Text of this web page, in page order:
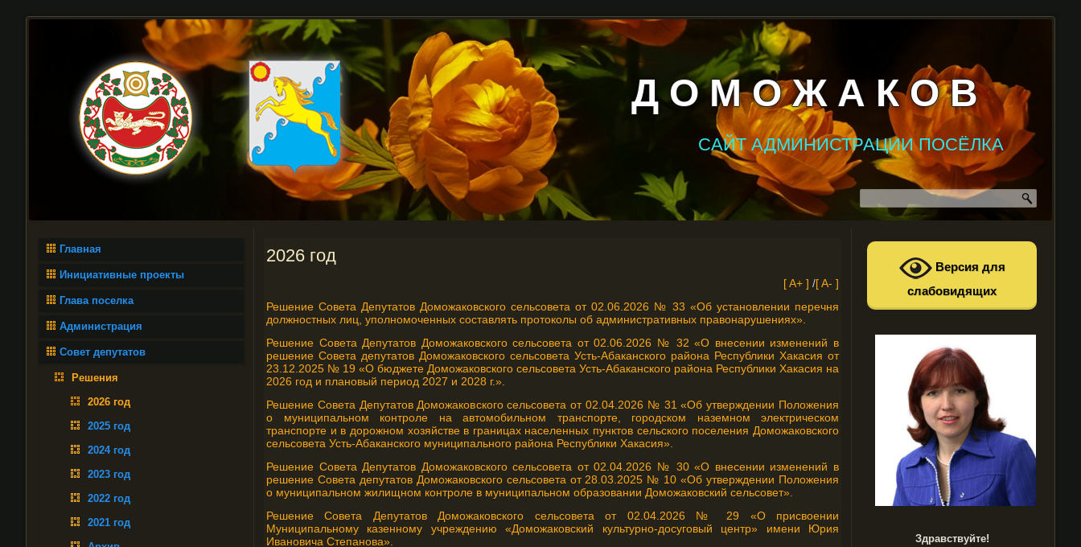
Д О М О Ж А К О В
САЙТ АДМИНИСТРАЦИИ ПОСЁЛКА
Главная
Инициативные проекты
Глава поселка
Администрация
Совет депутатов
Решения
2026 год
2025 год
2024 год
2023 год
2022 год
2021 год
2026 год
[ A+ ] /[ A- ]
Решение Совета Депутатов Доможаковского сельсовета от 02.06.2026 № 33 «Об установлении перечня
должностных лиц, уполномоченных составлять протоколы об административных правонарушениях».
Решение Совета Депутатов Доможаковского сельсовета от 02.06.2026 № 32 «О внесении изменений в
решение Совета депутатов Доможаковского сельсовета Усть-Абаканского района Республики Хакасия от
23.12.2025 № 19 «О бюджете Доможаковского сельсовета Усть-Абаканского района Республики Хакасия на
2026 год и плановый период 2027 и 2028 г.».
Решение Совета Депутатов Доможаковского сельсовета от 02.04.2026 № 31 «Об утверждении Положения
о муниципальном контроле на автомобильном транспорте, городском наземном электрическом
транспорте и в дорожном хозяйстве в границах населенных пунктов сельского поселения Доможаковского
сельсовета Усть-Абаканского муниципального района Республики Хакасия».
Решение Совета Депутатов Доможаковского сельсовета от 02.04.2026 № 30 «О внесении изменений в
решение Совета депутатов Доможаковского сельсовета от 28.03.2025 № 10 «Об утверждении Положения
о муниципальном жилищном контроле в муниципальном образовании Доможаковский сельсовет».
Решение Совета Депутатов Доможаковского сельсовета от 02.04.2026 № 29 «О присвоении
Муниципальному казенному учреждению «Доможаковский культурно-досуговый центр» имени Юрия
Ивановича Степанова».
Версия для
слабовидящих
Здравствуйте!